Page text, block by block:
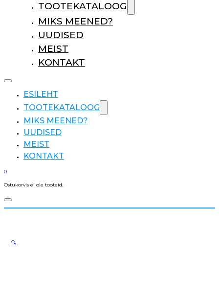
TOOTEKATALOOG
MIKS MEENED?
UUDISED
MEIST
KONTAKT
ESILEHT
TOOTEKATALOOG
MIKS MEENED?
UUDISED
MEIST
KONTAKT
0
Ostukorvis ei ole tooteid.
🔍